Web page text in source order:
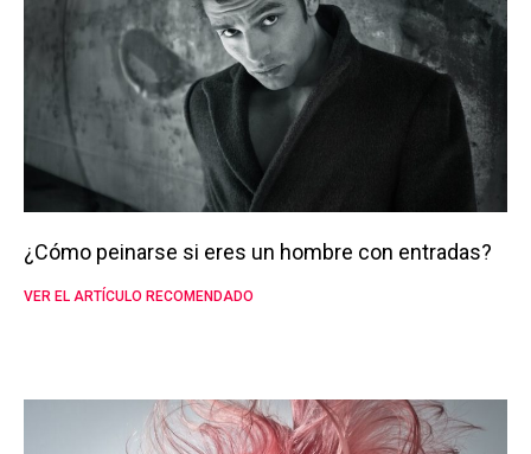
¿Cómo peinarse si eres un hombre con entradas?
VER EL ARTÍCULO RECOMENDADO